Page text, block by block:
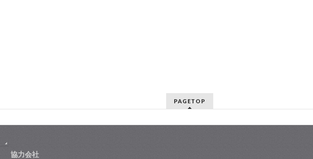
PAGETOP
協力会社